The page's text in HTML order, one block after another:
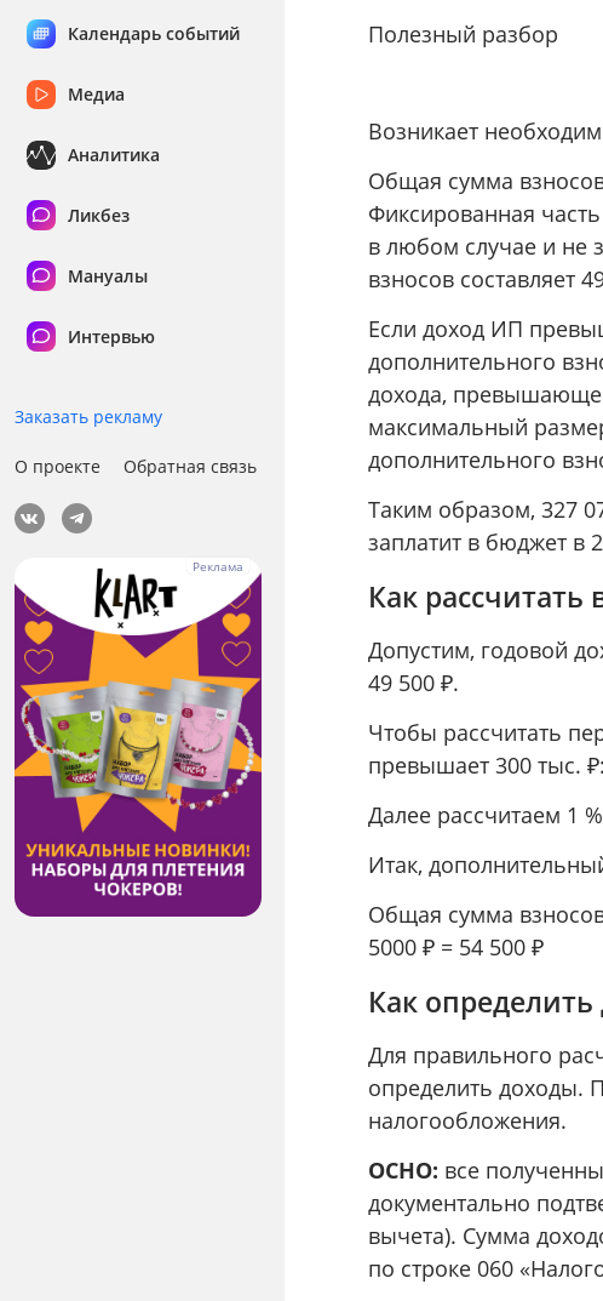
Календарь событий
Медиа
Аналитика
Ликбез
Мануалы
Интервью
Заказать рекламу
О проекте Обратная связь
Полезный разбор
Возникает
Общая сумма
Фиксированная
в любом случае и не
взносов составляет
Если доход ИП
дополнительного
дохода,
максимальный
дополнительного
Таким образом, 327
заплатит в бюджет в
Как рассчитать
Допустим, годовой
49 500 ₽.
Чтобы рассчитать
превышает 300 тыс.
Далее рассчитаем 1
Итак,
Общая сумма
5000 ₽ = 54 500 ₽
Как
Для правильного
определить доходы.
налогообложения.
ОСНО: все
документально
вычета). Сумма
по строке 060